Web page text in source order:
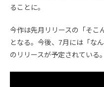
ることに。
今作は先月リリースの「そこ
となる。今後、7月には「な
のリリースが予定されている。